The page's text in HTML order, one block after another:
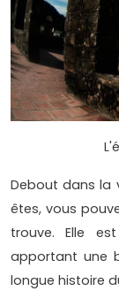
Debout dans la
êtes, vous
trouve. Elle
apportant une
longue histoire